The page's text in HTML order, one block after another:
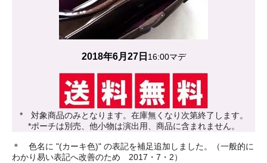
2018年6月27日 16:00マデ
* 対象商品のみとなります。在庫無くなり次第終了します。
*ポーチは別売、他小物は演出用、商品に含まれません。
＊ 色名に "(カーキ色)" の表記を補足追加しました。（一般的に
わかり易い表記へ改善のため 2017・7・2）